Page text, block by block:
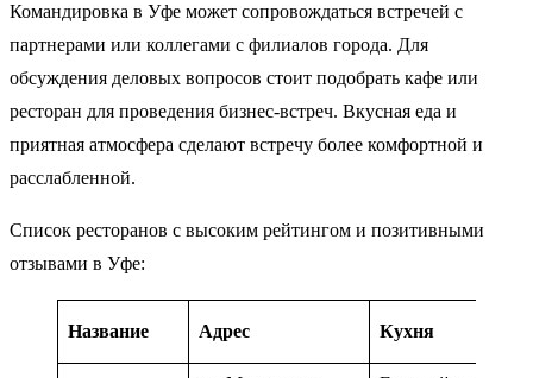
Командировка в Уфе может сопровождаться встречей с
партнерами или коллегами с филиалов города. Для
обсуждения деловых вопросов стоит подобрать кафе или
ресторан для проведения бизнес-встреч. Вкусная еда и
приятная атмосфера сделают встречу более комфортной и
расслабленной.
Список ресторанов с высоким рейтингом и позитивными
отзывами в Уфе:
Название Адрес Кухня